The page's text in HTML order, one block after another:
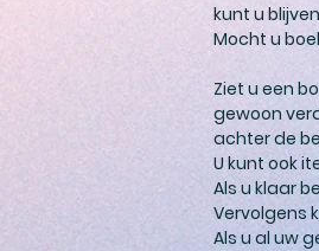
kunt u
Mocht u
Ziet u een
gewoon
achter de
U kunt ook
Als u klaar
Vervolgens
Als u al uw